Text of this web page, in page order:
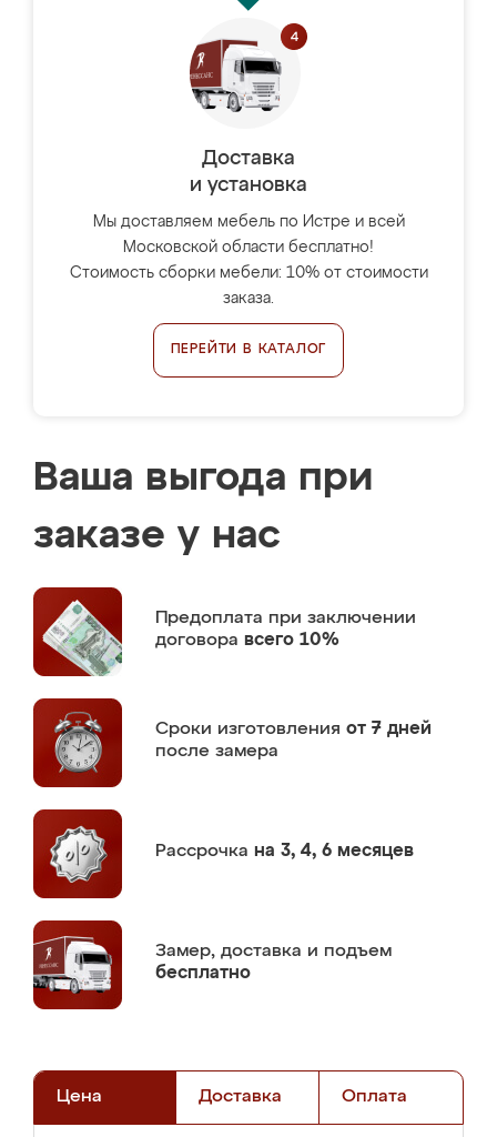
Доставка
и установка
Мы доставляем мебель по Истре и всей
Московской области бесплатно!
Стоимость сборки мебели: 10% от стоимости
заказа.
ПЕРЕЙТИ В КАТАЛОГ
Ваша выгода при
заказе у нас
Предоплата при заключении
договора всего 10%
Сроки изготовления от 7 дней
после замера
Рассрочка на 3, 4, 6 месяцев
Замер, доставка и подъем
бесплатно
Цена Доставка Оплата